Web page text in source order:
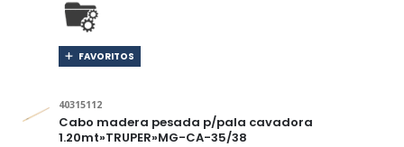
FAVORITOS
40315112
Cabo madera pesada p/pala cavadora
1.20mt»TRUPER»MG-CA-35/38